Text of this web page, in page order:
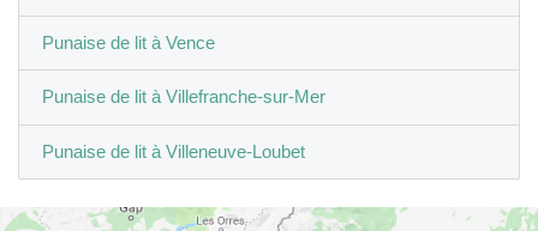
Punaise de lit à Vence
Punaise de lit à Villefranche-sur-Mer
Punaise de lit à Villeneuve-Loubet